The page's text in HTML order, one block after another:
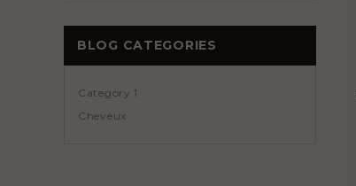
BLOG CATEGORIES
Category 1
Cheveux